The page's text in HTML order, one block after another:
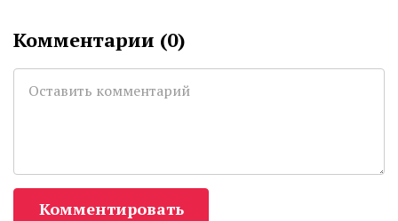
Комментарии (0)
Комментировать